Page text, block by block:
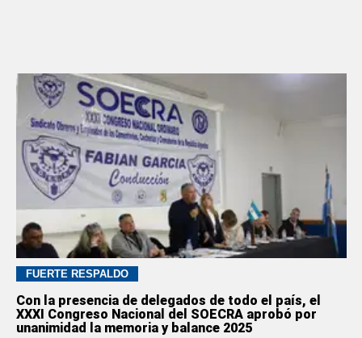
FUERTE RESPALDO
Con la presencia de delegados de todo el país, el
XXXI Congreso Nacional del SOECRA aprobó por
unanimidad la memoria y balance 2025